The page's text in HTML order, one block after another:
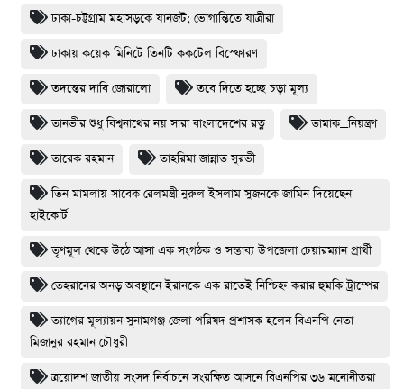
ঢাকা-চট্টগ্রাম মহাসড়কে যানজট; ভোগান্তিতে যাত্রীরা
ঢাকায় কয়েক মিনিটে তিনটি ককটেল বিস্ফোরণ
তদন্তের দাবি জোরালো তবে দিতে হচ্ছে চড়া মূল্য
তানভীর শুধু বিশ্বনাথের নয় সারা বাংলাদেশের রত্ন তামাক_নিয়ন্ত্রণ
তারেক রহমান তাহরিমা জান্নাত সুরভী
তিন মামলায় সাবেক রেলমন্ত্রী নুরুল ইসলাম সুজনকে জামিন দিয়েছেন
হাইকোর্ট
তৃণমূল থেকে উঠে আসা এক সংগঠক ও সম্ভাব্য উপজেলা চেয়ারম্যান প্রার্থী
তেহরানের অনড় অবস্থানে ইরানকে এক রাতেই নিশ্চিহ্ন করার হুমকি ট্রাম্পের
ত্যাগের মূল্যায়ন সুনামগঞ্জ জেলা পরিষদ প্রশাসক হলেন বিএনপি নেতা
মিজানুর রহমান চৌধুরী
ত্রয়োদশ জাতীয় সংসদ নির্বাচনে সংরক্ষিত আসনে বিএনপির ৩৬ মনোনীতরা